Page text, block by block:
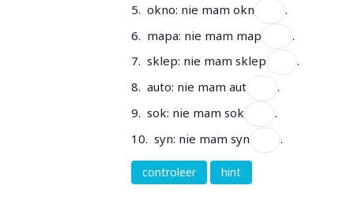
5. okno: nie mam okn
.
6. mapa: nie mam map
.
7. sklep: nie mam sklep
.
8. auto: nie mam aut
.
9. sok: nie mam sok
.
10. syn: nie mam syn
.
controleer hint